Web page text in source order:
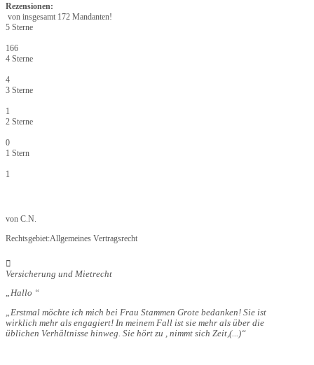
Rezensionen:
von insgesamt 172 Mandanten!
5 Sterne
166
4 Sterne
4
3 Sterne
1
2 Sterne
0
1 Stern
1
von C.N.
Rechtsgebiet:Allgemeines Vertragsrecht
Versicherung und Mietrecht
Hallo
Erstmal möchte ich mich bei Frau Stammen Grote bedanken! Sie ist
wirklich mehr als engagiert! In meinem Fall ist sie mehr als über die
üblichen Verhältnisse hinweg. Sie hört zu , nimmt sich Zeit,(...)